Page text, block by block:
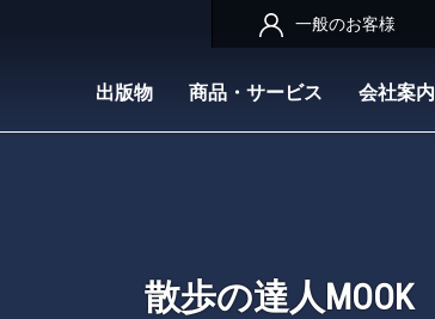
出版物 商品・サービス 会社案内
一般のお客様
散歩の達人MOOK